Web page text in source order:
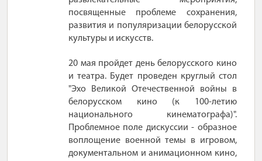
посвященные проблеме сохранения,
развития и популяризации белорусской
культуры и искусств.
20 мая пройдет день белорусского кино
и театра. Будет проведен круглый стол
"Эхо Великой Отечественной войны в
белорусском кино (к 100-летию
национального кинематографа)".
Проблемное поле дискуссии - образное
воплощение военной темы в игровом,
документальном и анимационном кино,